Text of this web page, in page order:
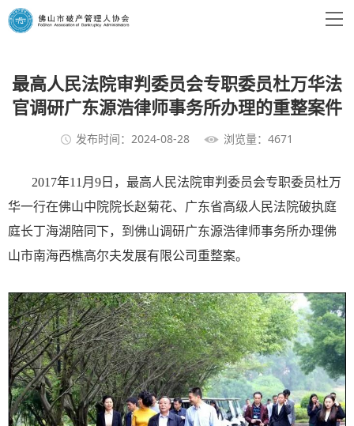
最高人民法院审判委员会专职委员杜万华法
官调研广东源浩律师事务所办理的重整案件
发布时间：2024-08-28 浏览量：4671
2017年11月9日，最高人民法院审判委员会专职委员杜万
华一行在佛山中院院长赵菊花、广东省高级人民法院破执庭
庭长丁海湖陪同下，到佛山调研广东源浩律师事务所办理佛
山市南海西樵高尔夫发展有限公司重整案。